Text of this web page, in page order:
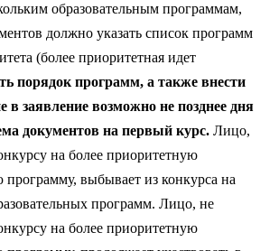
образовательным программам,
должно указать список программ
(более приоритетная идет
порядок программ, а также внести
в заявление возможно не позднее дня
документов на первый курс. Лицо,
на более приоритетную
программу, выбывает из конкурса на
программ. Лицо, не
на более приоритетную